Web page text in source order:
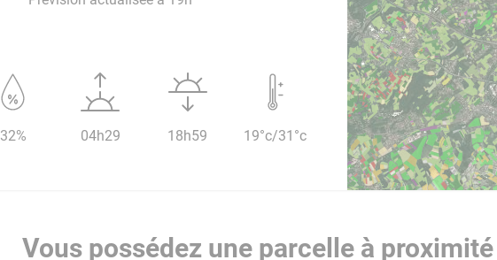
32% 04h29 18h59 19°c/31°c
Vous possédez une parcelle à